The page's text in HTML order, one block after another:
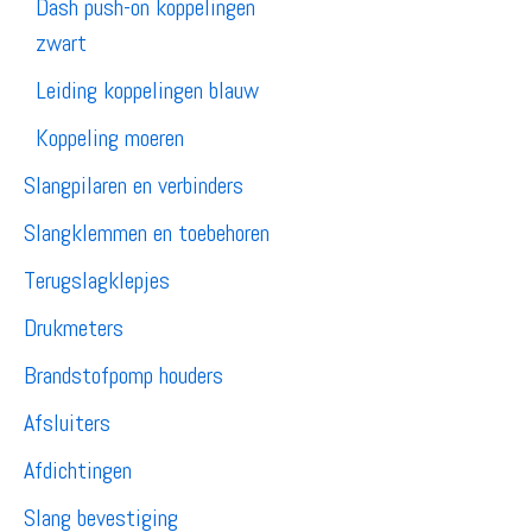
Dash push-on koppelingen
zwart
Leiding koppelingen blauw
Koppeling moeren
Slangpilaren en verbinders
Slangklemmen en toebehoren
Terugslagklepjes
Drukmeters
Brandstofpomp houders
Afsluiters
Afdichtingen
Slang bevestiging